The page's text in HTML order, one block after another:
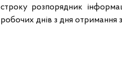
строку розпорядник
робочих днів з дня отримання